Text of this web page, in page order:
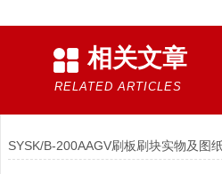
相关文章
RELATED ARTICLES
SYSK/B-200AAGV刷板刷块实物及图